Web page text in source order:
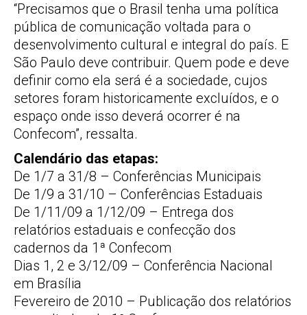
“Precisamos que o Brasil tenha uma política
pública de comunicação voltada para o
desenvolvimento cultural e integral do país. E
São Paulo deve contribuir. Quem pode e deve
definir como ela será é a sociedade, cujos
setores foram historicamente excluídos, e o
espaço onde isso deverá ocorrer é na
Confecom”, ressalta.
Calendário das etapas:
De 1/7 a 31/8 – Conferências Municipais
De 1/9 a 31/10 – Conferências Estaduais
De 1/11/09 a 1/12/09 – Entrega dos
relatórios estaduais e confecção dos
cadernos da 1ª Confecom
Dias 1, 2 e 3/12/09 – Conferência Nacional
em Brasília
Fevereiro de 2010 – Publicação dos relatórios